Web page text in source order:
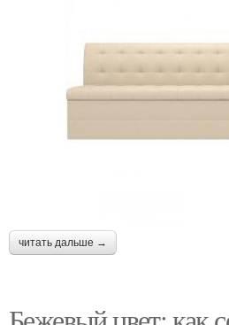
читать дальше →